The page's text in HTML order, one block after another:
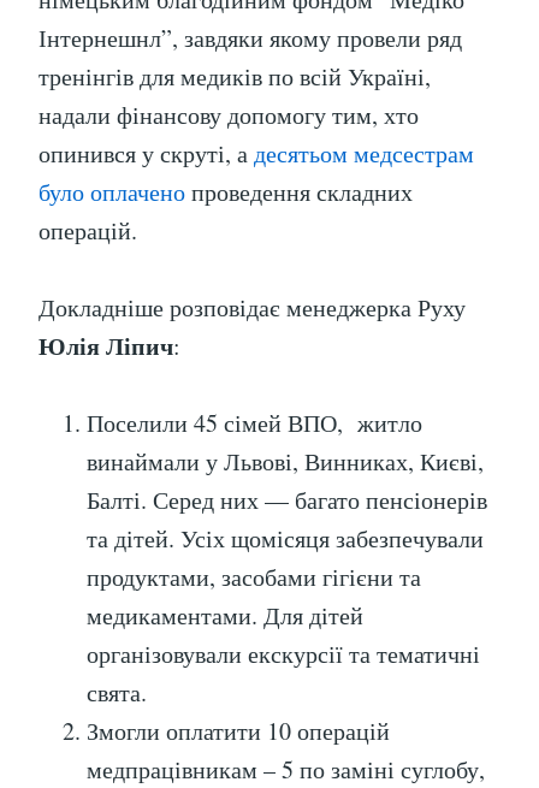
Інтернешнл”, завдяки якому провели ряд
тренінгів для медиків по всій Україні,
надали фінансову допомогу тим, хто
опинився у скруті, адесятьом медсестрам
було оплаченопроведення складних
операцій.
Докладніше розповідає менеджерка Руху
Юлія Ліпич:
Поселили 45 сімей ВПО, житло
винаймали у Львові, Винниках, Києві,
Балті. Серед них — багато пенсіонерів
та дітей. Усіх щомісяця забезпечували
продуктами, засобами гігієни та
медикаментами. Для дітей
організовували екскурсії та тематичні
свята.
Змогли оплатити 10 операцій
медпрацівникам – 5 по заміні суглобу,